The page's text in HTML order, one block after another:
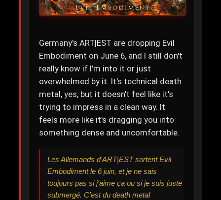
Germany's ART|EST are dropping Evil
Embodiment on June 6, and I still don't
really know if I'm into it or just
overwhelmed by it. It's technical death
metal, yes, but it doesn't feel like it's
trying to impress in a clean way. It
feels more like it's dragging you into
something dense and uncomfortable.
Les Allemands d'ART|EST sortent Evil
Embodiment le 6 juin, et je ne sais
toujours pas si j'aime ça ou si je suis juste
submergé. C'est du death metal